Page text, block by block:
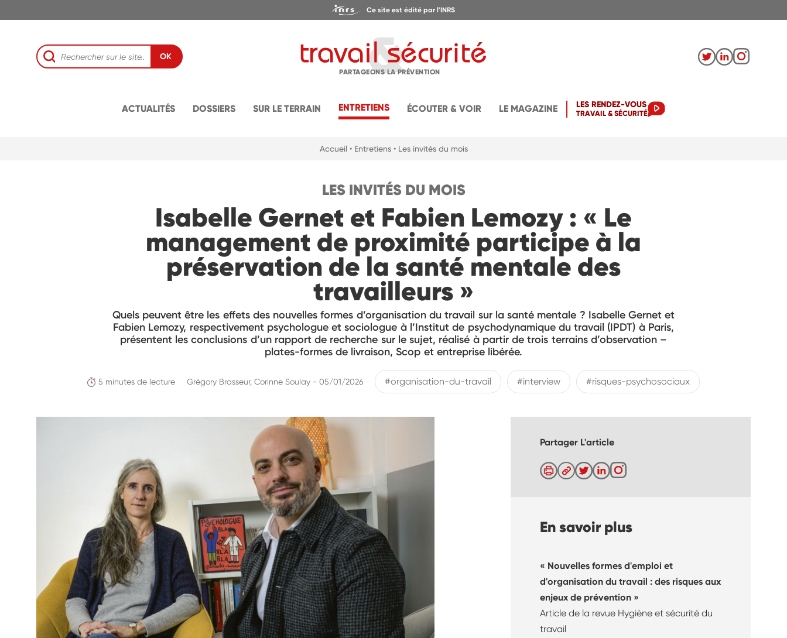
Ce site est édité par l'INRS
OK
PARTAGEONS LA PRÉVENTION
ACTUALITÉS DOSSIERS SUR LE TERRAIN ENTRETIENS ÉCOUTER & VOIR LE MAGAZINE LES RENDEZ-VOUS
TRAVAIL & SÉCURITÉ
Accueil • Entretiens • Les invités du mois
LES INVITÉS DU MOIS
Isabelle Gernet et Fabien Lemozy : « Le
management de proximité participe à la
préservation de la santé mentale des
travailleurs »
Quels peuvent être les effets des nouvelles formes d’organisation du travail sur la santé mentale ? Isabelle Gernet et
Fabien Lemozy, respectivement psychologue et sociologue à l’Institut de psychodynamique du travail (IPDT) à Paris,
présentent les conclusions d’un rapport de recherche sur le sujet, réalisé à partir de trois terrains d’observation –
plates-formes de livraison, Scop et entreprise libérée.
5 minutes de lecture Grégory Brasseur, Corinne Soulay - 05/01/2026 #organisation-du-travail #interview #risques-psychosociaux
Partager L'article
En savoir plus
Nouvelles formes d'emploi et
d'organisation du travail : des risques aux
enjeux de prévention
Article de la revue Hygiène et sécurité du
travail